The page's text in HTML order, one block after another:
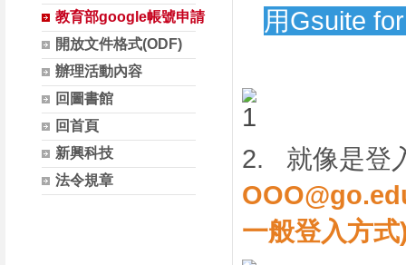
教育部google帳號申請
開放文件格式(ODF)
辦理活動內容
回圖書館
回首頁
新興科技
法令規章
用Gsuite
2.
就像是登
一般登入方式